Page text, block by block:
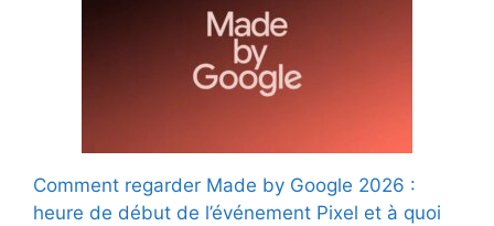
Comment regarder Made by Google 2026 :
heure de début de l’événement Pixel et à quoi